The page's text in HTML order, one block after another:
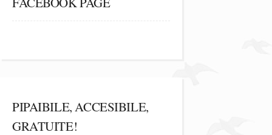
PIPAIBILE, ACCESIBILE,
GRATUITE!